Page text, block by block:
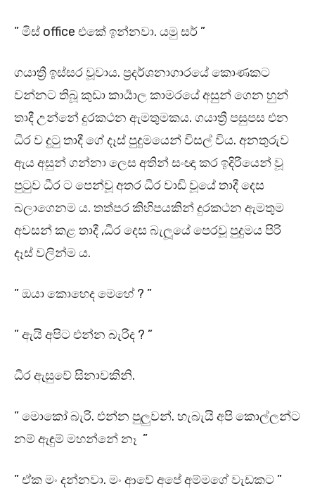
” මිස් office එකේ ඉන්නවා. යමු සර් ”
ගයාත්‍රී ඉස්සර වූවාය. ප්‍රදර්ශනාගාරයේ කොණකට
වන්නට තිබූ කුඩා කාර්‍යාල කාමරයේ අසුන් ගෙන හුන්
තාදී උන්නේ දුරකථන ඇමතුමකය. ගයාත්‍රී පසුපස එන
ධීර ව දුටු තාදී ගේ දෑස් පුදුමයෙන් විසල් විය. අනතුරුව
ඇය අසුන් ගන්නා ලෙස අතින් සංඥා කර ඉදිරියෙන් වූ
පුටුව ධීර ට පෙන්වූ අතර ධීර වාඩි වූයේ තාදී දෙස
බලාගෙනම ය. තත්පර කිහිපයකින් දුරකථන ඇමතුම
අවසන් කළ තාදී ,ධීර දෙස බැලූයේ පෙරවූ පුදුමය පිරි
දෑස් වලින්ම ය.
” ඔයා කොහෙද මෙහේ ? ”
” ඇයි අපිට එන්න බැරිද ? ”
ධීර ඇසුවේ සිනාවකිනි.
” මොකෝ බැරි. එන්න පුලුවන්. හැබැයි අපි කොල්ලන්ට
නම් ඇඳුම් මහන්නේ නෑ ”
” ඒක මං දන්නවා. මං ආවේ අපේ අම්මගේ වැඩකට ”